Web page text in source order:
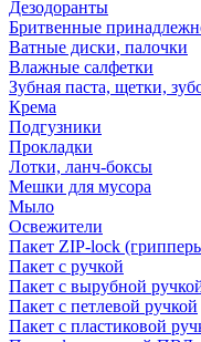
Дезодоранты
Бритвенные
Ватные диски, палочки
Влажные салфетки
Зубная паста, щетки,
Крема
Подгузники
Прокладки
Лотки, ланч-боксы
Мешки для мусора
Мыло
Освежители
Пакет ZIP-lock
Пакет с ручкой
Пакет с вырубной
Пакет с петлевой ручкой
Пакет с пластиковой